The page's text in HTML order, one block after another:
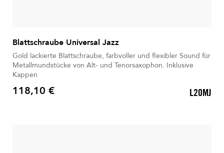
Blattschraube Universal Jazz
Gold lackierte Blattschraube, farbvoller und flexibler Sound für
Metallmundstücke von Alt- und Tenorsaxophon. Inklusive
Kappen
Preis
118,10 € L20MJ